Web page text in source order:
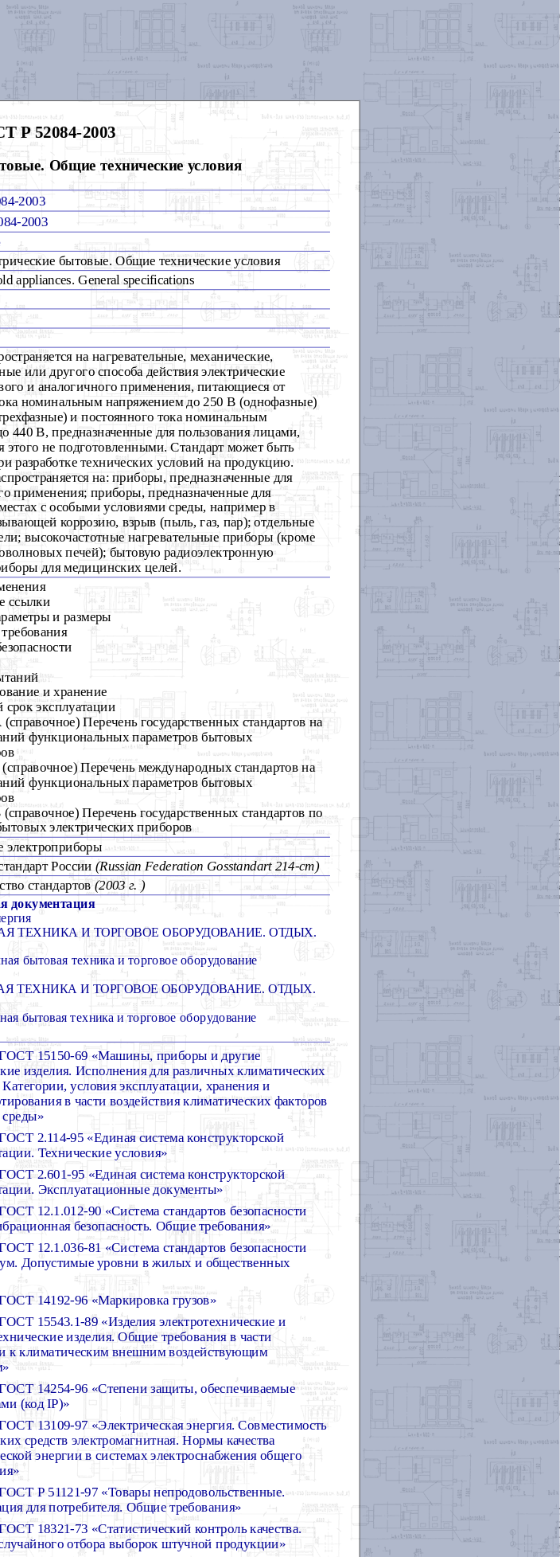
Р 52084-2003
Общие технические условия
2003
2003
бытовые. Общие технические условия
appliances. General specifications
на нагревательные, механические,
или другого способа действия электрические
и аналогичного применения, питающиеся от
номинальным напряжением до 250 В (однофазные)
и постоянного тока номинальным
440 В, предназначенные для пользования лицами,
этого не подготовленными. Стандарт может быть
разработке технических условий на продукцию.
на: приборы, предназначенные для
применения; приборы, предназначенные для
с особыми условиями среды, например в
коррозию, взрыв (пыль, газ, пар); отдельные
высокочастотные нагревательные приборы (кроме
печей); бытовую радиоэлектронную
для медицинских целей.
ссылки
и размеры
и хранение
эксплуатации
Перечень государственных стандартов на
функциональных параметров бытовых
Перечень международных стандартов на
функциональных параметров бытовых
Перечень государственных стандартов по
электрических приборов
России (Russian Federation Gosstandart 214-ст)
стандартов(2003 г. )
документация
ТЕХНИКА И ТОРГОВОЕ ОБОРУДОВАНИЕ. ОТДЫХ.
бытовая техника и торговое оборудование
ТЕХНИКА И ТОРГОВОЕ ОБОРУДОВАНИЕ. ОТДЫХ.
бытовая техника и торговое оборудование
15150-69 «Машины, приборы и другие
изделия. Исполнения для различных климатических
условия эксплуатации, хранения и
в части воздействия климатических факторов
2.114-95 «Единая система конструкторской
Технические условия»
2.601-95 «Единая система конструкторской
Эксплуатационные документы»
12.1.012-90 «Система стандартов безопасности
безопасность. Общие требования»
12.1.036-81 «Система стандартов безопасности
Допустимые уровни в жилых и общественных
14192-96 «Маркировка грузов»
15543.1-89 «Изделия электротехнические и
изделия. Общие требования в части
к климатическим внешним воздействующим
14254-96 «Степени защиты, обеспечиваемые
(код IP)»
13109-97 «Электрическая энергия. Совместимость
средств электромагнитная. Нормы качества
энергии в системах электроснабжения общего
Р 51121-97 «Товары непродовольственные.
для потребителя. Общие требования»
18321-73 «Статистический контроль качества.
отбора выборок штучной продукции»